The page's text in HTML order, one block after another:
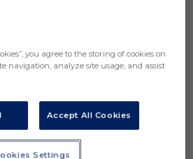
you agree to the storing of cookies on
navigation, analyze site usage, and assist
Accept All Cookies
Settings